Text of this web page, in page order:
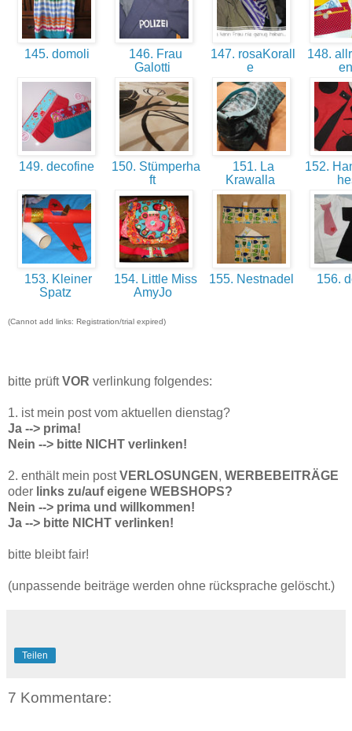
145. domoli
146. Frau
Galotti
147. rosaKorall
e
148.
149. decofine
150. Stümperha
ft
151. La
Krawalla
152.
153. Kleiner
Spatz
154. Little Miss
AmyJo
155. Nestnadel 156.
(Cannot add links: Registration/trial expired)
bitte prüftVOR verlinkung folgendes:
1. ist mein post vom aktuellen dienstag?
Ja --> prima!
Nein --> bitte NICHT verlinken!
2. enthält mein postVERLOSUNGEN , WERBEBEITRÄGE
oder links zu/auf eigene WEBSHOPS?
Nein --> prima und willkommen!
Ja --> bitte NICHT verlinken!
bitte bleibt fair!
(unpassende beiträge werden ohne rücksprache gelöscht.)
Teilen
7 Kommentare: